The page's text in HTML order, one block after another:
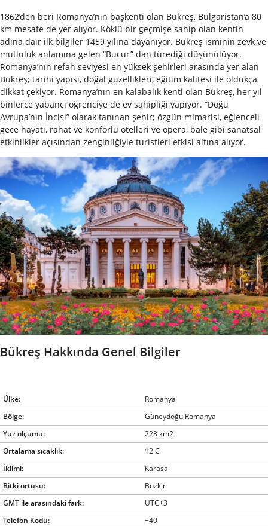
1862’den beri Romanya’nın başkenti olan Bükreş, Bulgaristan’a 80
km mesafe de yer alıyor. Köklü bir geçmişe sahip olan kentin
adına dair ilk bilgiler 1459 yılına dayanıyor. Bükreş isminin zevk ve
mutluluk anlamına gelen “Bucur” dan türediği düşünülüyor.
Romanya’nın refah seviyesi en yüksek şehirleri arasında yer alan
Bükreş; tarihi yapısı, doğal güzellikleri, eğitim kalitesi ile oldukça
dikkat çekiyor. Romanya’nın en kalabalık kenti olan Bükreş, her yıl
binlerce yabancı öğrenciye de ev sahipliği yapıyor. “Doğu
Avrupa’nın İncisi” olarak tanınan şehir; özgün mimarisi, eğlenceli
gece hayatı, rahat ve konforlu otelleri ve opera, bale gibi sanatsal
etkinlikler açısından zenginliğiyle turistleri etkisi altına alıyor.
Bükreş Hakkında Genel Bilgiler
Ülke:
Romanya
Bölge:
Güneydoğu Romanya
Yüz ölçümü:
228 km2
Ortalama sıcaklık:
12 C
İklimi:
Karasal
Bitki örtüsü:
Bozkır
GMT ile arasındaki fark:
UTC+3
Telefon Kodu:
+40